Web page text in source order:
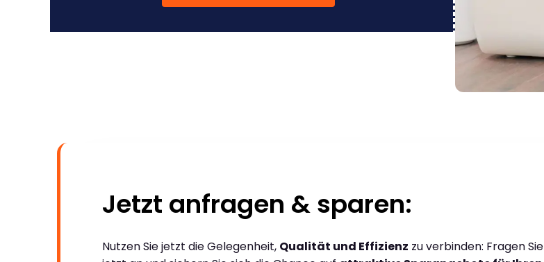
Jetzt anfragen & sparen:
Nutzen Sie jetzt die Gelegenheit, Qualität und Effizienz zu verbinden: Fragen Sie